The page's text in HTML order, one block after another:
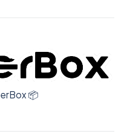
📦